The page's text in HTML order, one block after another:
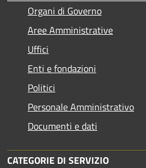
Organi di Governo
Aree Amministrative
Uffici
Enti e fondazioni
Politici
Personale Amministrativo
Documenti e dati
CATEGORIE DI SERVIZIO